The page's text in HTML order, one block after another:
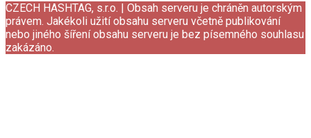
CZECH HASHTAG, s.r.o. | Obsah serveru je chráněn autorským
právem. Jakékoli užití obsahu serveru včetně publikování
nebo jiného šíření obsahu serveru je bez písemného souhlasu
zakázáno.